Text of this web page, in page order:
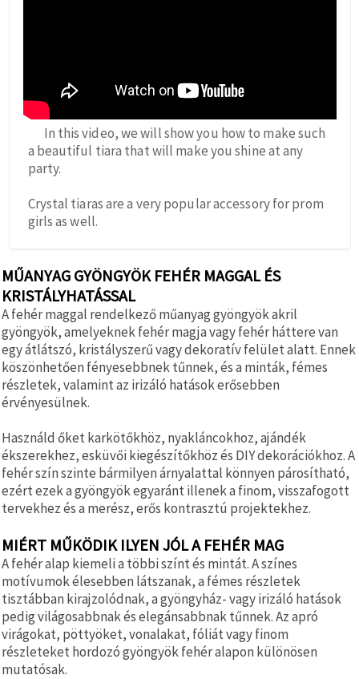
In this video, we will show you how to make such
a beautiful tiara that will make you shine at any
party.
Crystal tiaras are a very popular accessory for prom
girls as well.
MŰANYAG GYÖNGYÖK FEHÉR MAGGAL ÉS
KRISTÁLYHATÁSSAL
A fehér maggal rendelkező műanyag gyöngyök akril
gyöngyök, amelyeknek fehér magja vagy fehér háttere van
egy átlátszó, kristályszerű vagy dekoratív felület alatt. Ennek
köszönhetően fényesebbnek tűnnek, és a minták, fémes
részletek, valamint az irizáló hatások erősebben
érvényesülnek.
Használd őket karkötőkhöz, nyakláncokhoz, ajándék
ékszerekhez, esküvői kiegészítőkhöz és DIY dekorációkhoz. A
fehér szín szinte bármilyen árnyalattal könnyen párosítható,
ezért ezek a gyöngyök egyaránt illenek a finom, visszafogott
tervekhez és a merész, erős kontrasztú projektekhez.
MIÉRT MŰKÖDIK ILYEN JÓL A FEHÉR MAG
A fehér alap kiemeli a többi színt és mintát. A színes
motívumok élesebben látszanak, a fémes részletek
tisztábban kirajzolódnak, a gyöngyház- vagy irizáló hatások
pedig világosabbnak és elegánsabbnak tűnnek. Az apró
virágokat, pöttyöket, vonalakat, fóliát vagy finom
részleteket hordozó gyöngyök fehér alapon különösen
mutatósak.